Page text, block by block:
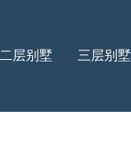
二层别墅 三层别墅